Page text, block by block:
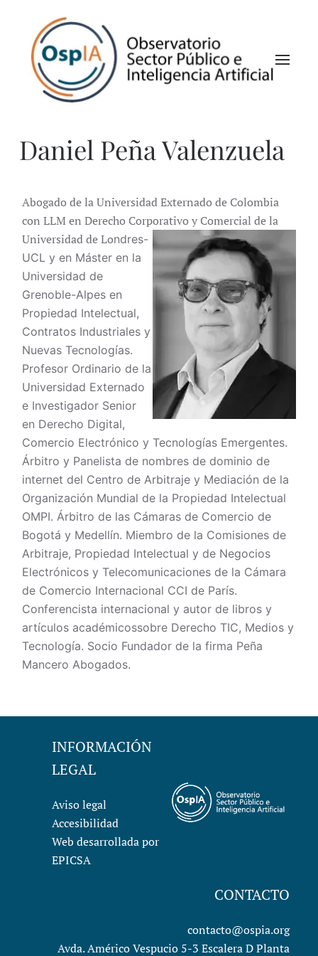
Daniel Peña Valenzuela
Abogado de la Universidad Externado de Colombia
con LLM en Derecho Corporativo y Comercial de la
Universidad de Londres-
UCL y en Máster en la
Universidad de
Grenoble-Alpes en
Propiedad Intelectual,
Contratos Industriales y
Nuevas Tecnologías.
Profesor Ordinario de la
Universidad Externado
e Investigador Senior
en Derecho Digital,
Comercio Electrónico y Tecnologías Emergentes.
Árbitro y Panelista de nombres de dominio de
internet del Centro de Arbitraje y Mediación de la
Organización Mundial de la Propiedad Intelectual
OMPI. Árbitro de las Cámaras de Comercio de
Bogotá y Medellín. Miembro de la Comisiones de
Arbitraje, Propiedad Intelectual y de Negocios
Electrónicos y Telecomunicaciones de la Cámara
de Comercio Internacional CCI de París.
Conferencista internacional y autor de libros y
artículos académicossobre Derecho TIC, Medios y
Tecnología. Socio Fundador de la firma Peña
Mancero Abogados.
INFORMACIÓN
LEGAL
Aviso legal
Accesibilidad
Web desarrollada por
EPICSA
CONTACTO
contacto@ospia.org
Avda. Américo Vespucio 5-3 Escalera D Planta